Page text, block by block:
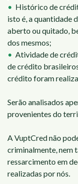
Histórico de
isto é, a quantidade
aberto ou quitado,
dos mesmos;
Atividade de
de crédito
crédito foram
Serão analisados
provenientes do
A VuptCred não
criminalmente, nem
ressarcimento em
realizadas por nós.